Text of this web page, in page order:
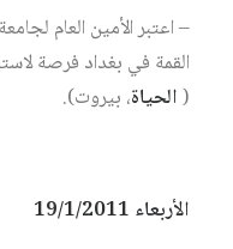
– اعتبر الأمين العام
القمة في بغداد فرصة
(الحياة، بيروت).
الأربعاء 19/1/2011